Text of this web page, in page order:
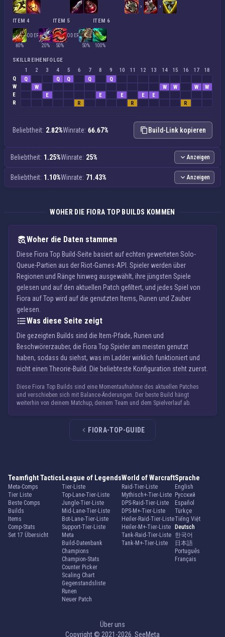
ITEM 4
80%
ODER
20%
ITEM 5
50%
ODER
50%
ITEM 6
100%
SKILLREIHENFOLGE
1
2 3 4 5 6 7 8 9 10 11 12 13 14 15 16 17
18
Q
Q Q Q Q
Q
W
W W W W
W
E
E E E E
E
R
R R R
Beliebtheit: 2.82%Winrate: 66.67% Build-Link kopieren
Beliebtheit: 1.25%Winrate: 25% Anzeigen
Beliebtheit: 1.10%Winrate: 71.43% Anzeigen
WOHER DIE FIORA TOP BUILDS KOMMEN
Woher die Daten stammen
Diese Fiora Top Build-Seite basiert auf echten gewerteten Solo-
Queue-Partien aus der Riot-Games-API. Spieler werden über
Regionen und Ränge hinweg ausgewählt, ihre jüngsten Spiele
gelesen und auf den aktuellen Patch gefiltert, und jedes Spiel von
Fiora auf Top wird auf die genutzten Items, Runen und Zauber
gelesen.
Was diese Seite zeigt
Die gezeigten Builds sind die Item-Pfade, Runen und
Beschwörerzauber, die Fiora Top Spieler am meisten genutzt
haben, sodass du siehst, was im Ladder wirklich funktioniert und
nicht einen Theorie-Build. Die beliebteste Konfiguration steht zuerst.
Diese Fiora Top Builds sind eine Momentaufnahme des aktuellen Patches
und verschieben sich mit Balance-Änderungen. Der beste Build hängt
weiterhin von deinem Matchup, deinem Team und dem Spielverlauf ab.
FIORA-TOP-GUIDE
Teamfight Tactics
Meta-Comps
Tier Liste
Beste Comps
Builds
Items
Comp-Stats
Set 17 Übersicht
League of Legends
Tier-Liste
Top-Lane-Tier-Liste
Jungle-Tier-Liste
Mid-Lane-Tier-Liste
Bot-Lane-Tier-Liste
Support-Tier-Liste
Meta
Build-Datenbank
Champions
Champion-Stats
Counter Picker
Scaling Chart
Gegenstandsliste
Runen
Neuer Patch
World of Warcraft
Raid-Tier-Liste
Mythisch+-Tier-Liste
DPS-Raid-Tier-Liste
DPS-M+-Tier-Liste
Heiler-Raid-Tier-Liste
Heiler-M+-Tier-Liste
Tank-Raid-Tier-Liste
Tank-M+-Tier-Liste
Sprache
English
Русский
Español
Türkçe
Tiếng Việt
Deutsch
한국어
日本語
Português
Français
Über uns
Copyright © 2021-2026. SeeMeta